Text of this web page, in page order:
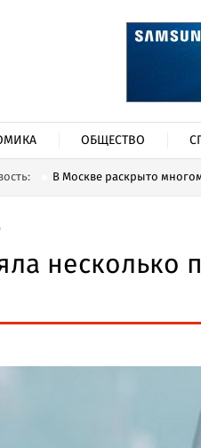
ОБЩЕСТВО
В Москве раскрыто